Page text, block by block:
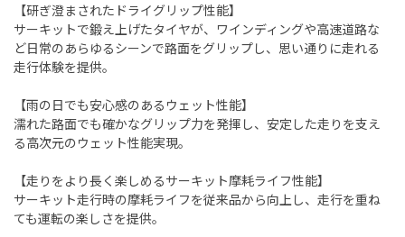
【研ぎ澄まされたドライグリップ性能】
サーキットで鍛え上げたタイヤが、ワインディングや高速道路な
ど日常のあらゆるシーンで路面をグリップし、思い通りに走れる
走行体験を提供。
【雨の日でも安心感のあるウェット性能】
濡れた路面でも確かなグリップ力を発揮し、安定した走りを支え
る高次元のウェット性能実現。
【走りをより長く楽しめるサーキット摩耗ライフ性能】
サーキット走行時の摩耗ライフを従来品から向上し、走行を重ね
ても運転の楽しさを提供。